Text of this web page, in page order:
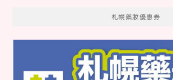
札幌藥妝優惠券